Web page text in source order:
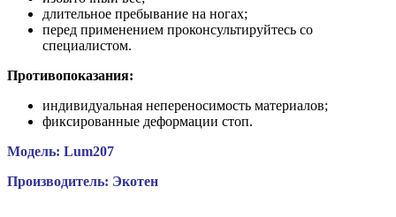
длительное пребывание на ногах;
перед применением проконсультируйтесь со
специалистом.
Противопоказания:
индивидуальная непереносимость материалов;
фиксированные деформации стоп.
Модель: Lum207
Производитель: Экотен